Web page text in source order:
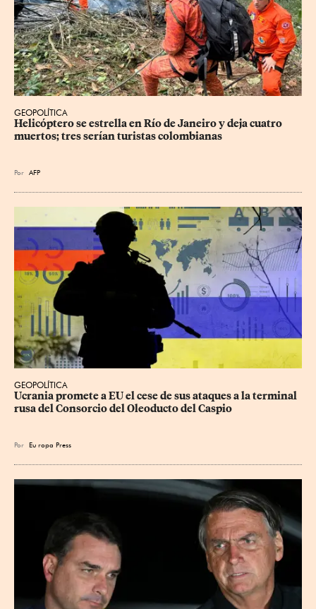
GEOPOLÍTICA
Helicóptero se estrella en Río de Janeiro y deja cuatro
muertos; tres serían turistas colombianas
Por AFP
GEOPOLÍTICA
Ucrania promete a EU el cese de sus ataques a la terminal
rusa del Consorcio del Oleoducto del Caspio
Por Eu ropa Press